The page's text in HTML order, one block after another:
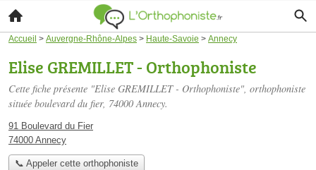
Accueil > Auvergne-Rhône-Alpes > Haute-Savoie > Annecy
Elise GREMILLET - Orthophoniste
Cette fiche présente "Elise GREMILLET - Orthophoniste", orthophoniste
située boulevard du fier, 74000 Annecy.
91 Boulevard du Fier
74000 Annecy
📞 Appeler cette orthophoniste